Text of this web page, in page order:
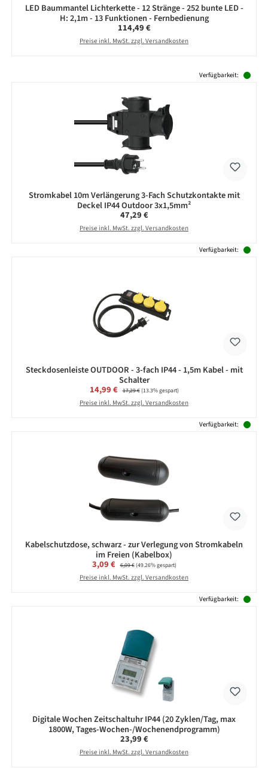
LED Baummantel Lichterkette - 12 Stränge - 252 bunte LED -
H: 2,1m - 13 Funktionen - Fernbedienung
Regulärer Preis:
114,49 €
Preise inkl. MwSt. zzgl. Versandkosten
Verfügbarkeit:
Stromkabel 10m Verlängerung 3-Fach Schutzkontakte mit
Deckel IP44 Outdoor 3x1,5mm²
Regulärer Preis:
47,29 €
Preise inkl. MwSt. zzgl. Versandkosten
Verfügbarkeit:
Steckdosenleiste OUTDOOR - 3-fach IP44 - 1,5m Kabel - mit
Schalter
Verkaufspreis:
14,99 € Regulärer Preis:
17,29 €(13.3% gespart)
Preise inkl. MwSt. zzgl. Versandkosten
Verfügbarkeit:
Kabelschutzdose, schwarz - zur Verlegung von Stromkabeln
im Freien (Kabelbox)
Verkaufspreis:
3,09 € Regulärer Preis:
6,09 €(49.26% gespart)
Preise inkl. MwSt. zzgl. Versandkosten
Verfügbarkeit:
Digitale Wochen Zeitschaltuhr IP44 (20 Zyklen/Tag, max
1800W, Tages-Wochen-/Wochenendprogramm)
Regulärer Preis:
23,99 €
Preise inkl. MwSt. zzgl. Versandkosten